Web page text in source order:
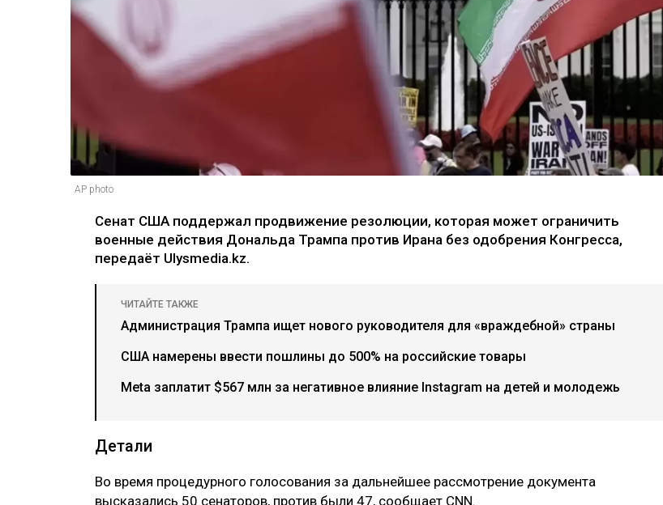
AP photo
Сенат США поддержал продвижение резолюции, которая может ограничить
военные действия Дональда Трампа против Ирана без одобрения Конгресса,
передаёт Ulysmedia.kz.
ЧИТАЙТЕ ТАКЖЕ
Администрация Трампа ищет нового руководителя для «враждебной» страны
США намерены ввести пошлины до 500% на российские товары
Meta заплатит $567 млн за негативное влияние Instagram на детей и молодежь
Детали
Во время процедурного голосования за дальнейшее рассмотрение документа
высказались 50 сенаторов, против были 47, сообщает CNN.